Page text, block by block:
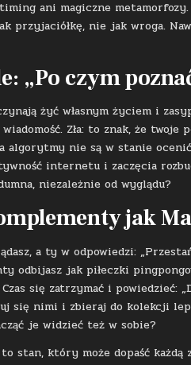
ani magiczne metamorfozy.
przyjaciółkę, nie jak wroga.
„Po czym
żyć własnym życiem i
wiadomość. Zła: to znak, że
nie są w stanie
internetu i zaczęcia
niezależnie od wyglądu?
jak
a ty w odpowiedzi:
odbijasz jak piłeczki
się zatrzymać i powiedzieć:
się nimi i zbieraj do kolekcji
je widzieć też w sobie?
stan, który może dopaść